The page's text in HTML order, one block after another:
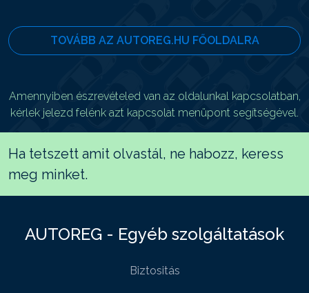
TOVÁBB AZ AUTOREG.HU FŐOLDALRA
Amennyiben észrevételed van az oldalunkal kapcsolatban,
kérlek jelezd felénk azt kapcsolat menüpont segítségével.
Ha tetszett amit olvastál, ne habozz, keress
meg minket.
AUTOREG - Egyéb szolgáltatások
Biztositás